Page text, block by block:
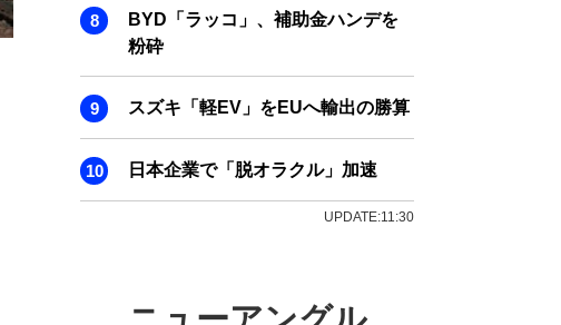
BYD「ラッコ」、補助金ハンデを
粉砕
スズキ「軽EV」をEUへ輸出の勝算
日本企業で「脱オラクル」加速
UPDATE:11:30